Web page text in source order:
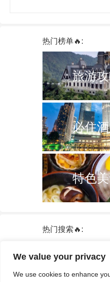
We value your privacy
We use cookies to enhance
热门榜单🔥:
旅游
必住
特色
热门搜索🔥:
泰国
中国
签证
酒店